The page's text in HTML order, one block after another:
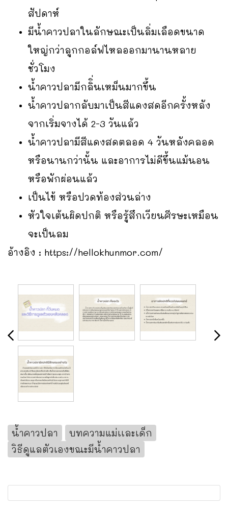
สัปดาห์
มีน้ำคาวปลาในลักษณะเป็นลิ่มเลือดขนาด
ใหญ่กว่าลูกกอล์ฟไหลออกมานานหลาย
ชั่วโมง
น้ำคาวปลามีกลิิ่นเหม็นมากขึ้น
น้ำคาวปลากลับมาเป็นสีแดงสดอีกครั้งหลัง
จากเริ่มจางได้ 2-3 วันแล้ว
น้ำคาวปลามีสีแดงสดตลอด 4 วันหลังคลอด
หรือนานกว่านั้น และอาการไม่ดีขึ้นแม้นอน
หรือพักผ่อนแล้ว
เป็นไข้ หรือปวดท้องส่วนล่าง
หัวใจเต้นผิดปกติ หรือรู้สึกเวียนศีรษะเหมือน
จะเป็นลม
อ้างอิง : https://hellokhunmor.com/
น้ำคาวปลา
บทความแม่เเละเด็ก
วิธีดูแลตัวเองขณะมีน้ำคาวปลา